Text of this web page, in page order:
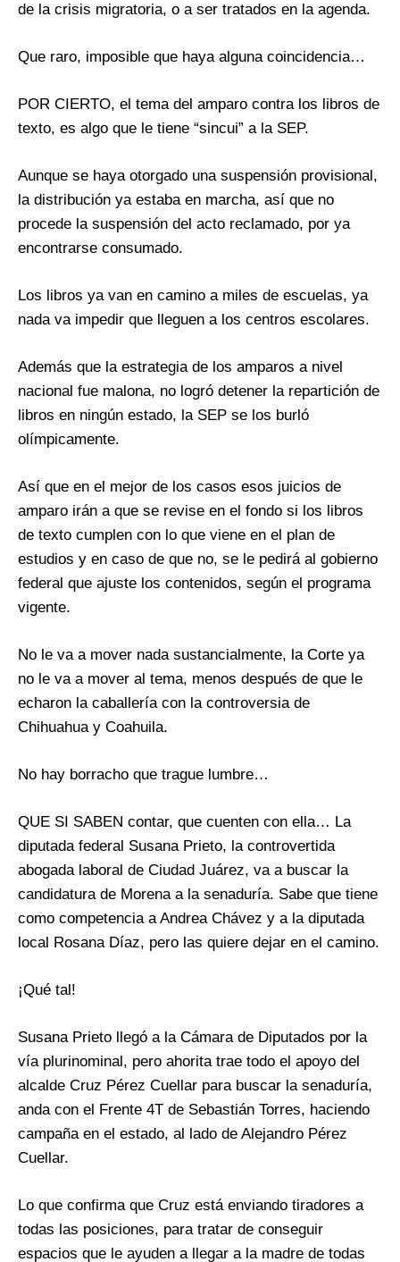
de la crisis migratoria, o a ser tratados en la agenda.
Que raro, imposible que haya alguna coincidencia…
POR CIERTO, el tema del amparo contra los libros de
texto, es algo que le tiene “sincui” a la SEP.
Aunque se haya otorgado una suspensión provisional,
la distribución ya estaba en marcha, así que no
procede la suspensión del acto reclamado, por ya
encontrarse consumado.
Los libros ya van en camino a miles de escuelas, ya
nada va impedir que lleguen a los centros escolares.
Además que la estrategia de los amparos a nivel
nacional fue malona, no logró detener la repartición de
libros en ningún estado, la SEP se los burló
olímpicamente.
Así que en el mejor de los casos esos juicios de
amparo irán a que se revise en el fondo si los libros
de texto cumplen con lo que viene en el plan de
estudios y en caso de que no, se le pedirá al gobierno
federal que ajuste los contenidos, según el programa
vigente.
No le va a mover nada sustancialmente, la Corte ya
no le va a mover al tema, menos después de que le
echaron la caballería con la controversia de
Chihuahua y Coahuila.
No hay borracho que trague lumbre…
QUE SI SABEN contar, que cuenten con ella… La
diputada federal Susana Prieto, la controvertida
abogada laboral de Ciudad Juárez, va a buscar la
candidatura de Morena a la senaduría. Sabe que tiene
como competencia a Andrea Chávez y a la diputada
local Rosana Díaz, pero las quiere dejar en el camino.
¡Qué tal!
Susana Prieto llegó a la Cámara de Diputados por la
vía plurinominal, pero ahorita trae todo el apoyo del
alcalde Cruz Pérez Cuellar para buscar la senaduría,
anda con el Frente 4T de Sebastián Torres, haciendo
campaña en el estado, al lado de Alejandro Pérez
Cuellar.
Lo que confirma que Cruz está enviando tiradores a
todas las posiciones, para tratar de conseguir
espacios que le ayuden a llegar a la madre de todas